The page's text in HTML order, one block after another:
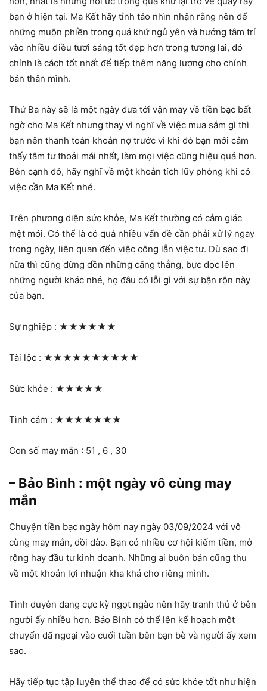
bạn ở hiện tại. Ma Kết hãy tỉnh táo nhìn nhận rằng nên để
những muộn phiền trong quá khứ ngủ yên và hướng tâm trí
vào nhiều điều tươi sáng tốt đẹp hơn trong tương lai, đó
chính là cách tốt nhất để tiếp thêm năng lượng cho chính
bản thân mình.
Thứ Ba này sẽ là một ngày đưa tới vận may về tiền bạc bất
ngờ cho Ma Kết nhưng thay vì nghĩ về việc mua sắm gì thì
bạn nên thanh toán khoản nợ trước vì khi đó bạn mới cảm
thấy tâm tư thoải mái nhất, làm mọi việc cũng hiệu quả hơn.
Bên cạnh đó, hãy nghĩ về một khoản tích lũy phòng khi có
việc cần Ma Kết nhé.
Trên phương diện sức khỏe, Ma Kết thường có cảm giác
mệt mỏi. Có thể là có quá nhiều vấn đề cần phải xử lý ngay
trong ngày, liên quan đến việc công lẫn việc tư. Dù sao đi
nữa thì cũng đừng dồn những căng thẳng, bực dọc lên
những người khác nhé, họ đâu có lỗi gì với sự bận rộn này
của bạn.
Sự nghiệp : ★★★★★★
Tài lộc : ★★★★★★★★★★
Sức khỏe : ★★★★★
Tình cảm : ★★★★★★★
Con số may mắn : 51 , 6 , 30
– Bảo Bình : một ngày vô cùng may
mắn
Chuyện tiền bạc ngày hôm nay ngày 03/09/2024 với vô
cùng may mắn, dồi dào. Bạn có nhiều cơ hội kiếm tiền, mở
rộng hay đầu tư kinh doanh. Những ai buôn bán cũng thu
về một khoản lợi nhuận kha khá cho riêng mình.
Tình duyên đang cực kỳ ngọt ngào nên hãy tranh thủ ở bên
người ấy nhiều hơn. Bảo Bình có thể lên kế hoạch một
chuyến dã ngoại vào cuối tuần bên bạn bè và người ấy xem
sao.
Hãy tiếp tục tập luyện thể thao để có sức khỏe tốt như hiện